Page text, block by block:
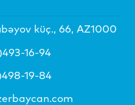
küç., 66, AZ1000
16-94
19-84